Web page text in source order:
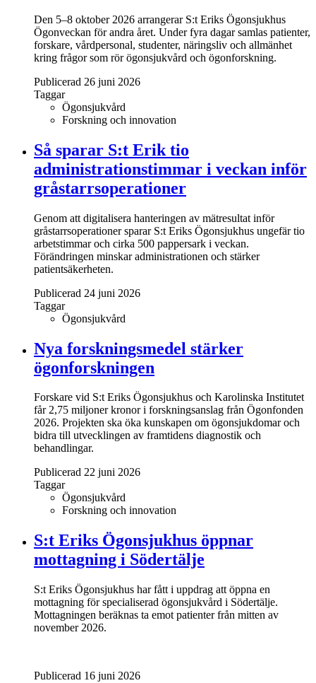
Den 5–8 oktober 2026 arrangerar S:t Eriks Ögonsjukhus
Ögonveckan för andra året. Under fyra dagar samlas patienter,
forskare, vårdpersonal, studenter, näringsliv och allmänhet
kring frågor som rör ögonsjukvård och ögonforskning.
Publicerad 26 juni 2026
Taggar
Ögonsjukvård
Forskning och innovation
Så sparar S:t Erik tio
administrationstimmar i veckan inför
gråstarrsoperationer
Genom att digitalisera hanteringen av mätresultat inför
gråstarrsoperationer sparar S:t Eriks Ögonsjukhus ungefär tio
arbetstimmar och cirka 500 pappersark i veckan.
Förändringen minskar administrationen och stärker
patientsäkerheten.
Publicerad 24 juni 2026
Taggar
Ögonsjukvård
Nya forskningsmedel stärker
ögonforskningen
Forskare vid S:t Eriks Ögonsjukhus och Karolinska Institutet
får 2,75 miljoner kronor i forskningsanslag från Ögonfonden
2026. Projekten ska öka kunskapen om ögonsjukdomar och
bidra till utvecklingen av framtidens diagnostik och
behandlingar.
Publicerad 22 juni 2026
Taggar
Ögonsjukvård
Forskning och innovation
S:t Eriks Ögonsjukhus öppnar
mottagning i Södertälje
S:t Eriks Ögonsjukhus har fått i uppdrag att öppna en
mottagning för specialiserad ögonsjukvård i Södertälje.
Mottagningen beräknas ta emot patienter från mitten av
november 2026.
Publicerad 16 juni 2026